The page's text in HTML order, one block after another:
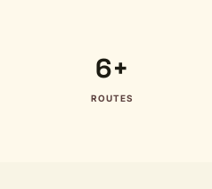
6+
ROUTES